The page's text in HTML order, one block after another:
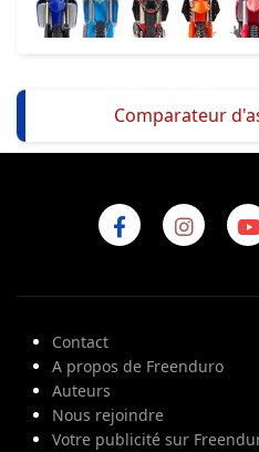
Comparateur
Contact
A propos de Freenduro
Auteurs
Nous rejoindre
Votre publicité sur